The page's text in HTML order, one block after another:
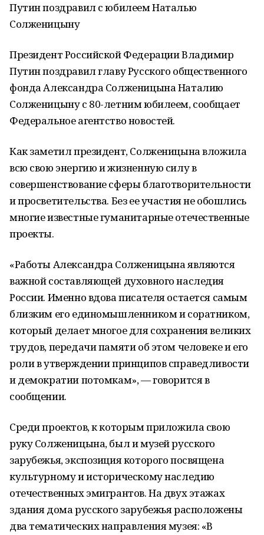
Путин поздравил с юбилеем Наталью
Солженицыну
Президент Российской Федерации Владимир
Путин поздравил главу Русского общественного
фонда Александра Солженицына Наталию
Солженицыну с 80-летним юбилеем, сообщает
Федеральное агентство новостей.
Как заметил президент, Солженицына вложила
всю свою энергию и жизненную силу в
совершенствование сферы благотворительности
и просветительства. Без ее участия не обошлись
многие известные гуманитарные отечественные
проекты.
«Работы Александра Солженицына являются
важной составляющей духовного наследия
России. Именно вдова писателя остается самым
близким его единомышленником и соратником,
который делает многое для сохранения великих
трудов, передачи памяти об этом человеке и его
роли в утверждении принципов справедливости
и демократии потомкам», — говорится в
сообщении.
Среди проектов, к которым приложила свою
руку Солженицына, был и музей русского
зарубежья, экспозиция которого посвящена
культурному и историческому наследию
отечественных эмигрантов. На двух этажах
здания дома русского зарубежья расположены
два тематических направления музея: «В